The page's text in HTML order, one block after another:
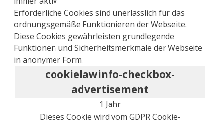
Erforderliche Cookies sind unerlässlich für das
ordnungsgemäße Funktionieren der Webseite.
Diese Cookies gewährleisten grundlegende
Funktionen und Sicherheitsmerkmale der Webseite
in anonymer Form.
cookielawinfo-checkbox-
advertisement
1 Jahr
Dieses Cookie wird vom GDPR Cookie-